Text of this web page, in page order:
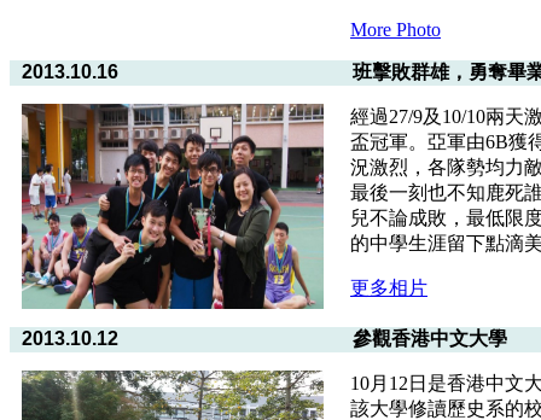
More Photo
2013.10.16 班擊敗群雄，勇奪畢
經過27/9及10/10兩天
盃冠軍。亞軍由6B獲
況激烈，各隊勢均力
最後一刻也不知鹿死
兒不論成敗，最低限
的中學生涯留下點滴
更多相片
2013.10.12 參觀香港中文大學
10月12日是香港中文
該大學修讀歷史系的